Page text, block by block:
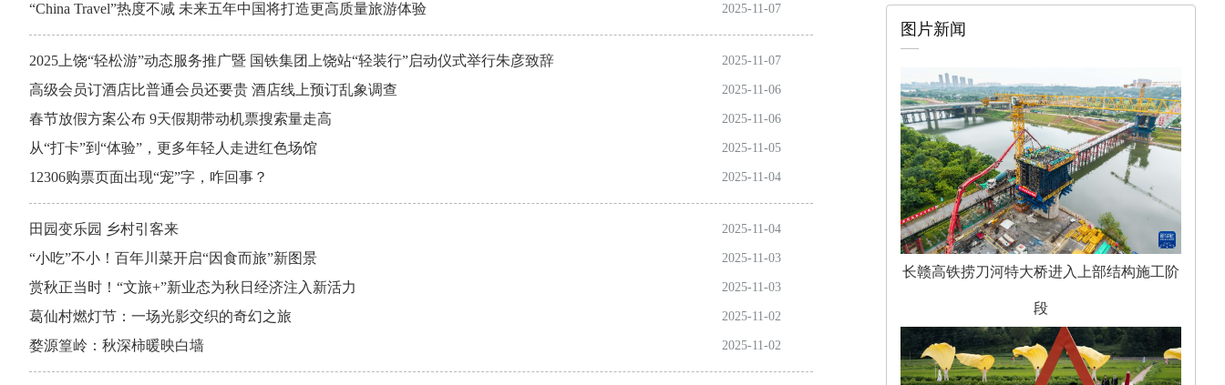
“China Travel”热度不减 未来五年中国将打造更高质量旅游体验 2025-11-07
2025上饶“轻松游”动态服务推广暨 国铁集团上饶站“轻装行”启动仪式举行朱彦致辞 2025-11-07
高级会员订酒店比普通会员还要贵 酒店线上预订乱象调查 2025-11-06
春节放假方案公布 9天假期带动机票搜索量走高 2025-11-06
从“打卡”到“体验”，更多年轻人走进红色场馆 2025-11-05
12306购票页面出现“宠”字，咋回事？ 2025-11-04
田园变乐园 乡村引客来 2025-11-04
“小吃”不小！百年川菜开启“因食而旅”新图景 2025-11-03
赏秋正当时！“文旅+”新业态为秋日经济注入新活力 2025-11-03
葛仙村燃灯节：一场光影交织的奇幻之旅 2025-11-02
婺源篁岭：秋深柿暖映白墙 2025-11-02
图片新闻
长赣高铁捞刀河特大桥进入上部结构施工阶
段